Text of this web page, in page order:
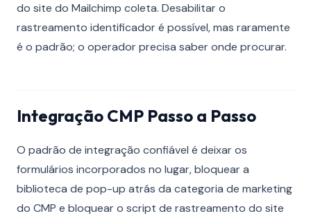
do site do Mailchimp coleta. Desabilitar o
rastreamento identificador é possível, mas raramente
é o padrão; o operador precisa saber onde procurar.
Integração CMP Passo a Passo
O padrão de integração confiável é deixar os
formulários incorporados no lugar, bloquear a
biblioteca de pop-up atrás da categoria de marketing
do CMP e bloquear o script de rastreamento do site